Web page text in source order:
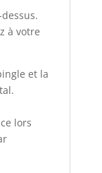
à votre
et la
lors